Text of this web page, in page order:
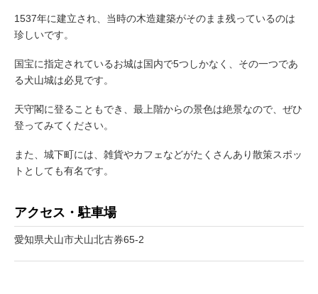
1537年に建立され、当時の木造建築がそのまま残っているのは
珍しいです。
国宝に指定されているお城は国内で5つしかなく、その一つであ
る犬山城は必見です。
天守閣に登ることもでき、最上階からの景色は絶景なので、ぜひ
登ってみてください。
また、城下町には、雑貨やカフェなどがたくさんあり散策スポッ
トとしても有名です。
アクセス・駐車場
愛知県犬山市犬山北古券65-2